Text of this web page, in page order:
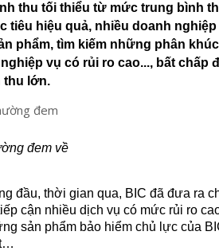
thu tối thiểu từ mức trung bình
hiệu quả, nhiều doanh nghiệp
phẩm, tìm kiếm những phân khúc
vụ có rủi ro cao..., bất chấp
thu lớn.
đem về
đầu, thời gian qua, BIC đã đưa ra
cận nhiều dịch vụ có mức rủi ro
sản phẩm bảo hiểm chủ lực của